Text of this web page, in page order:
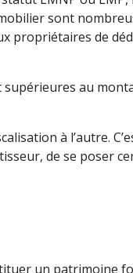
sont
propriétaires de
au
à l’autre.
de se poser
un patrimoine